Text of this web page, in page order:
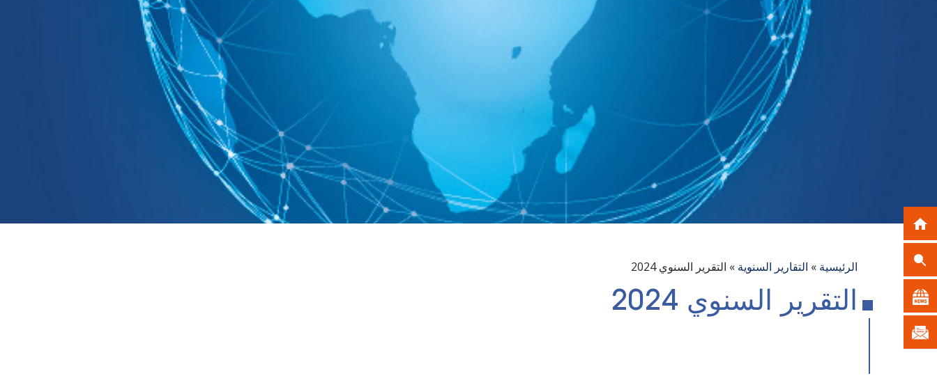
الرئيسية » التقارير السنوية » التقرير السنوي 2024
التقرير السنوي 2024